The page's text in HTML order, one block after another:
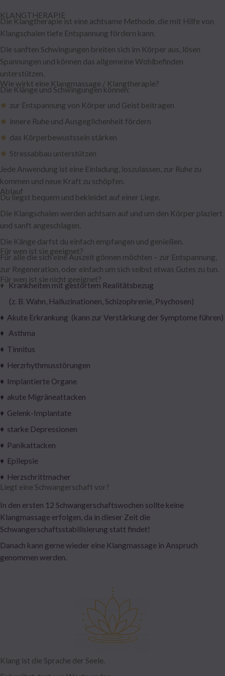
KLANGTHERAPIE
Die Klangtherapie ist eine achtsame Methode, die mit Hilfe von
Klangschalen tiefe Entspannung fördern kann.
Die sanften Schwingungen breiten sich im Körper aus, lösen
Spannungen und können das allgemeine Wohlbefinden
unterstützen.
Wie wirkt eine Klangmassage / Klangtherapie?
Die Klänge und Schwingungen können:
∗ zur Entspannung von Körper und Geist beitragen
∗ innere Ruhe und Ausgeglichenheit fördern
∗ das Körperbewustssein stärken
∗ Stressabbau unterstützen
Jede Anwendung ist eine Einladung, loszulassen, zur Ruhe zu
kommen und neue Kraft zu schöpfen.
Ablauf
Du liegst bequem und bekleidet auf einer Liege.
Die Klangschalen werden achtsam auf und um den Körper plaziert
und sanft angeschlagen.
Die Känge darfst du einfach empfangen und genießen.
Für wen ist sie geeignet?
Für alle die sich eine Auszeit gönnen möchten – zur Entspannung,
zur Regeneration, oder einfach um sich selbst etwas Gutes zu tun.
Für wen ist sie nicht geeignet?
♦ Krankheiten mit gestörtem Realitätsbezug
(z. B. Wahn, Halluzinationen, Schizophrenie, Psychosen)
♦ Akute Erkrankung (kann zur Verstärkung der Symptome führen)
♦ Asthma
♦ Tinnitus
♦ Herzrhythmusstörungen
♦ Implantierte Organe
♦ akute Migräneattacken
♦ Gelenk-Implantate
♦ starke Depressionen
♦ Panikattacken
♦ Epilepsie
♦ Herzschrittmacher
Liegt eine Schwangerschaft vor?
In den ersten 12 Schwangerschaftswochen sollte keine
Klangmassage erfolgen, da in dieser Zeit die
Schwangerschaftsstabilisierung statt findet!
Danach kann gerne wieder eine Klangmassage in Anspruch
genommen werden.
Klang ist die Sprache der Seele.